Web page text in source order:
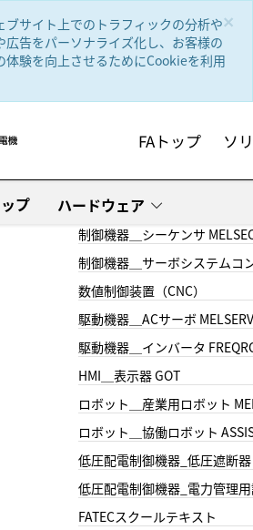
×
ブサイト上でのトラフィックの分析や
広告をパーソナライズ化し、お客様の
体験を向上させるためにCookieを利用
FAトップ ソ
プ ハードウェア
制御機器＿シーケンサ
制御機器＿サーボシステムコ
数値制御装置（CNC）
駆動機器＿ACサーボ
駆動機器＿インバータ
HMI＿表示器 GOT
ロボット＿産業用ロボット
ロボット＿協働ロボット
低圧配電制御機器_低圧遮断器
低圧配電制御機器_電力管理
FATECスクールテキスト